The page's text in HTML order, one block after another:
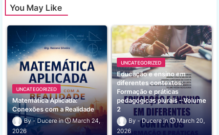
You May Like
UNCATEGORIZED
Matemática Aplicada:
Conexões com a Realidade
Ducere
March 24,
2026
UNCATEGORIZED
Educação e ensino em
diferentes contextos:
Formação e práticas
pedagógicas plurais - Volume
2
Ducere
March 20,
2026